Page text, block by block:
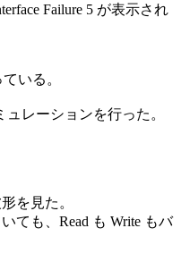
Failure 5 が表示され
いる。
レーションを行った。
を見た。
ても、Read も Write もバ